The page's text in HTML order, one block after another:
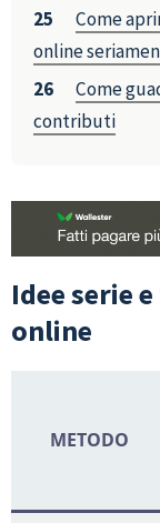
Come
online
Come
contributi
Idee serie
online
METODO